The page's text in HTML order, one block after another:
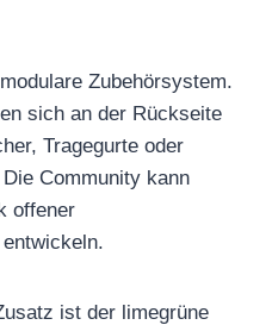
Zubehörsystem.
sich an der Rückseite
Tragegurte oder
Community kann
offener
ist der limegrüne